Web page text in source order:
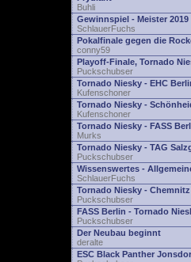
Buhli
Gewinnspiel - Meister 2019
SchlauerFuchs
Pokalfinale gegen die
conny59
Playoff-Finale, Tornado
Puckschubser
Tornado Niesky - EHC
Kufenschoner
Tornado Niesky -
Kufenschoner
Tornado Niesky - FASS
Murks
Tornado Niesky - TAG
Puckschubser
Wissenswertes -
SchlauerFuchs
Tornado Niesky - Chemnitz
Puckschubser
FASS Berlin - Tornado
Puckschubser
Der Neubau beginnt
deralte
ESC Black Panther